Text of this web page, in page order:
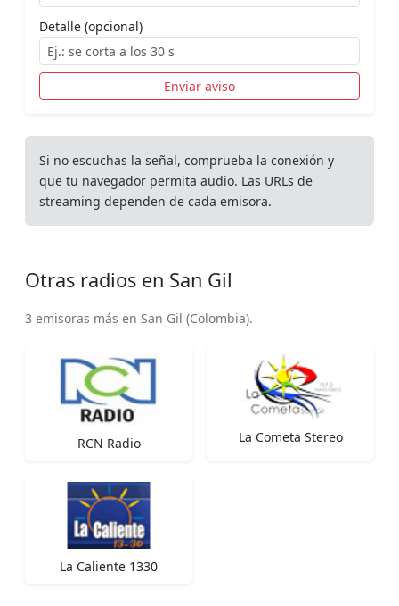
Detalle (opcional)
Enviar aviso
Si no escuchas la señal, comprueba la conexión y
que tu navegador permita audio. Las URLs de
streaming dependen de cada emisora.
Otras radios en San Gil
3 emisoras más en San Gil (Colombia).
RCN Radio La Cometa Stereo
La Caliente 1330